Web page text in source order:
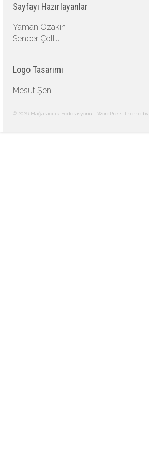
Sayfayı Hazırlayanlar
Yaman Özakın
Sencer Çoltu
Logo Tasarımı
Mesut Şen
© 2026 Mağaracılık Federasyonu - WordPress Theme by